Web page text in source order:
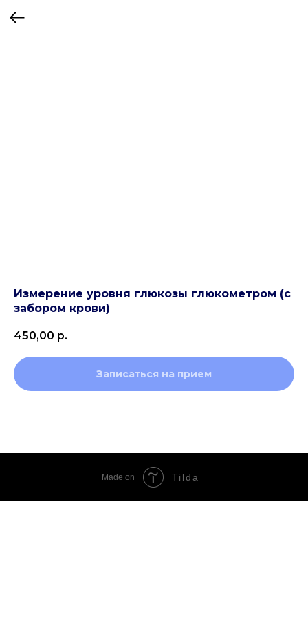
Измерение уровня глюкозы глюкометром (с
забором крови)
450,00 р.
Записаться на прием
Made on Tilda